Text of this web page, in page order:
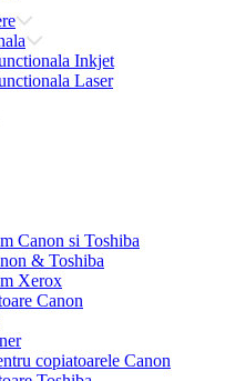
Inkjet
Laser
Canon si Toshiba
& Toshiba
Xerox
Canon
copiatoarele Canon